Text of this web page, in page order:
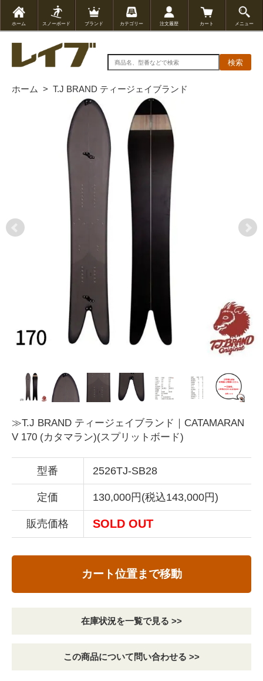
ホーム スノーボード ブランド カテゴリー 注文履歴 カート メニュー
検索
ホーム > T.J BRAND ティージェイブランド
≫T.J BRAND ティージェイブランド｜CATAMARAN
V 170 (カタマラン)(スプリットボード)
型番 2526TJ-SB28
定価 130,000円(税込143,000円)
販売価格 SOLD OUT
カート位置まで移動
在庫状況を一覧で見る >>
この商品について問い合わせる >>